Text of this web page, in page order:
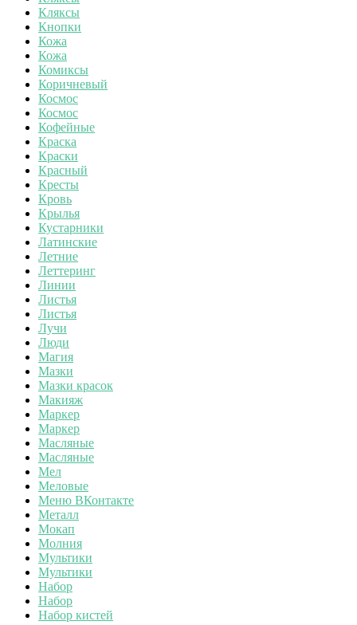
Кляксы
Кнопки
Кожа
Кожа
Комиксы
Коричневый
Космос
Космос
Кофейные
Краска
Краски
Красный
Кресты
Кровь
Крылья
Кустарники
Латинские
Летние
Леттеринг
Линии
Листья
Листья
Лучи
Люди
Магия
Мазки
Мазки красок
Макияж
Маркер
Маркер
Масляные
Масляные
Мел
Меловые
Меню ВКонтакте
Металл
Мокап
Молния
Мультики
Мультики
Набор
Набор
Набор кистей